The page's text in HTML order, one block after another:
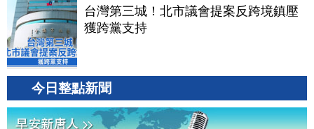
台灣第三城！北市議會提案反跨境鎮壓
獲跨黨支持
今日整點新聞